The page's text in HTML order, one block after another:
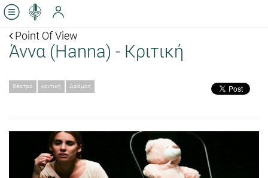
Point Of View
Άννα (Hanna) - Κριτική
θέατρο κριτική Δρόμος
Previous